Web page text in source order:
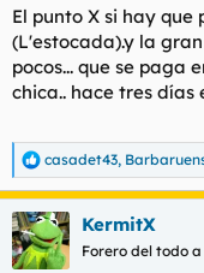
El punto X si hay que
(L'estocada).y la
pocos... que se paga
chica.. hace tres
R
e
a
c
c
i
casadet43,
KermitX
Forero del todo a